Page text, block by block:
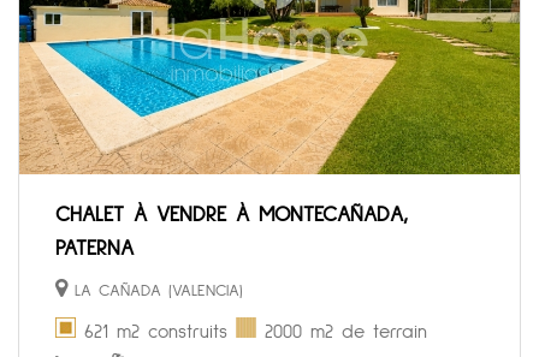
CHALET À VENDRE À MONTECAÑADA,
PATERNA
LA CAÑADA (VALENCIA)
621 m2 construits 2000 m2 de terrain